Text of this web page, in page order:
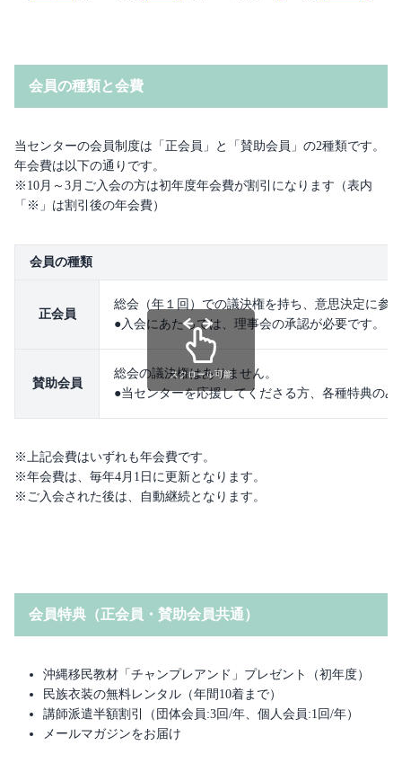
会員の種類と会費
当センターの会員制度は「正会員」と「賛助会員」の2種類です。
年会費は以下の通りです。
※10月～3月ご入会の方は初年度年会費が割引になります（表内
「※」は割引後の年会費）
会員の種類
正会員
総会（年１回）での議決権を持ち、意思決定に参
●入会にあたっては、理事会の承認が必要です。
賛助会員
総会の議決権はありません。
●当センターを応援してくださる方、各種特典の
スクロール可能
※上記会費はいずれも年会費です。
※年会費は、毎年4月1日に更新となります。
※ご入会された後は、自動継続となります。
会員特典（正会員・賛助会員共通）
沖縄移民教材「チャンプレアンド」プレゼント（初年度）
民族衣装の無料レンタル（年間10着まで）
講師派遣半額割引（団体会員:3回/年、個人会員:1回/年）
メールマガジンをお届け